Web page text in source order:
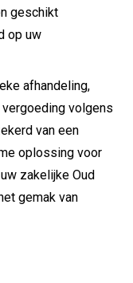
geschikt
op uw
afhandeling,
volgens
van een
oplossing voor
zakelijke Oud
gemak van